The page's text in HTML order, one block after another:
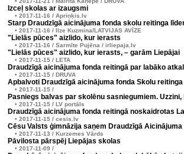
Izceļ skolas ar izaugsmi
• 2017-11-16 / Apriņķis.lv
Starp Draudzīgā aicinājuma fonda skolu reitinga
• 2017-11-16 / Ilze Kuzmina/LATVIJAS AVĪZE
"Lielās pūces" aizlido, kur ierasts
• 2017-11-16 / Sarmīte Pujēna / irliepaja.lv
"Lielās pūces" aizlido, kur ierasts, – garām Liepājai
• 2017-11-15 / LETA
Draudzīgā aicinājuma fonda reitingā par labāko
• 2017-11-15 / DRUVA
Apbalvoti Draudzīgā aicinājuma fonda Skolu
• 2017-11-15 /
Pasniegs balvas par skolēnu sasniegumiem.
• 2017-11-15 / LV portāls
Draudzīgā aicinājuma fonda reitingā noskaidrotas
• 2017-11-15 / cesis.lv
Cēsu Valsts ģimnāzija saņem Draudzīgā Aicinājuma
• 2017-11-13 / Kurzemes Vārds
Pāvilosta pārspēj Liepājas skolas
• 2017-11-09 /